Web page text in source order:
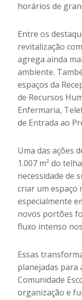
horários de
Entre os
revitalização
agrega ainda
ambiente.
espaços da
de Recursos
Enfermaria,
de Entrada ao
Uma das ações
1.007 m² do
necessidade de
criar um espaço
especialmente
novos portões
fluxo intenso
Essas
planejadas para
Comunidade
organização e